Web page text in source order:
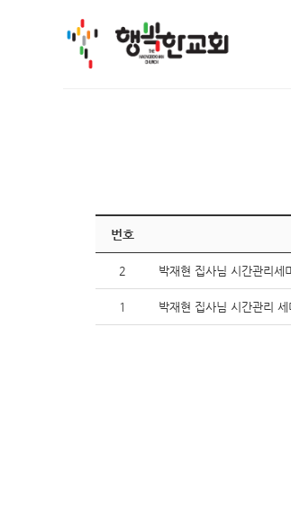
번호
2 박재현 집사님 시간관리
1 박재현 집사님 시간관리